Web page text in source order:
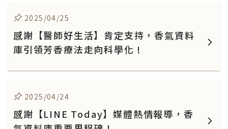
2025/04/25
感謝【醫師好生活】肯定支持，香氣資料
庫引領芳香療法走向科學化 !
2025/04/24
感謝【LINE Today】媒體熱情報導，香